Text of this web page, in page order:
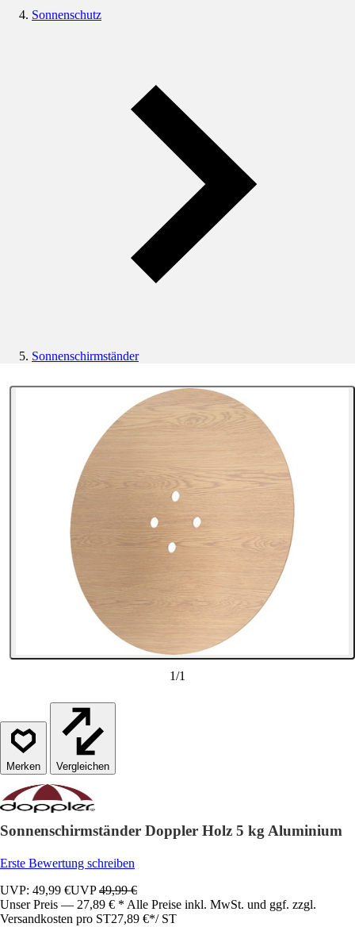
Sonnenschutz
Sonnenschirmständer
1/1
Vergleichen
Sonnenschirmständer Doppler Holz 5 kg Aluminium
Erste Bewertung schreiben
UVP: 49,99 €UVP49,99 €
Unser Preis — 27,89 € * Alle Preise inkl. MwSt. und ggf. zzgl.
Versandkosten pro ST27,89 €*/ ST